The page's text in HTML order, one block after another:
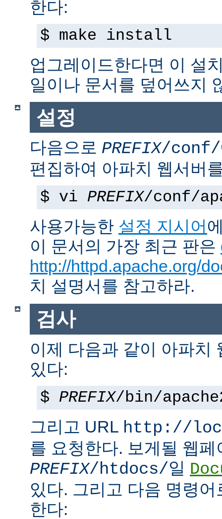
한다:
$ make install
업그레이드한다면 이 설
일이나 문서를 덮어쓰지
설정
다음으로 PREFIX/conf/
편집하여 아파치 웹서버
$ vi PREFIX/conf/
사용가능한 설정 지시어
이 문서의 가장 최근 판은
http://httpd.apache.org/
치 설명서를 참고하라.
검사
이제 다음과 같이 아파치
있다:
$ PREFIX/bin/
그리고 URL http://
를 요청한다. 보게될 웹
PREFIX/htdocs/일
있다. 그리고 다음 명령
한다: